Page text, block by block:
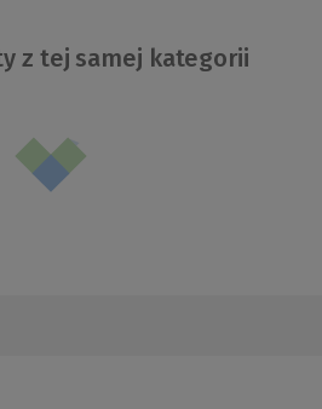
z tej samej kategorii